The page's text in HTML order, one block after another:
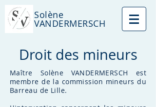
Solène
VANDERMERSCH
Droit des mineurs
Maître Solène VANDERMERSCH est
membre de la commission mineurs du
Barreau de Lille.